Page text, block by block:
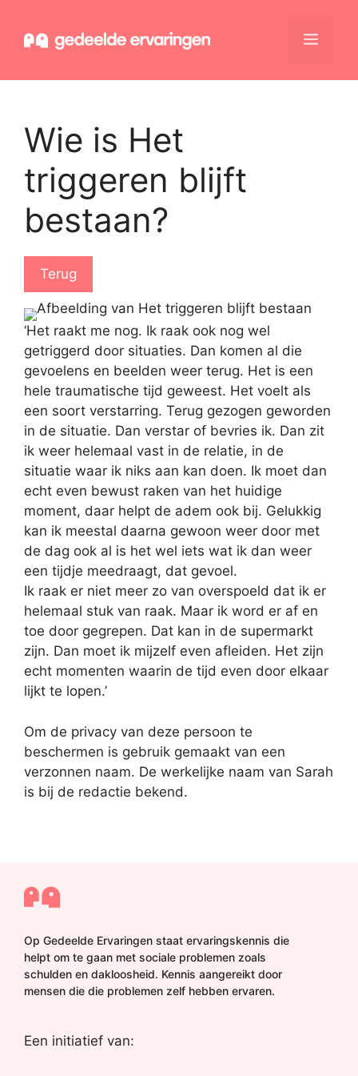
naar
Menu
Wie is Het
triggeren blijft
bestaan?
Terug
‘Het raakt me nog. Ik raak ook nog wel
getriggerd door situaties. Dan komen al die
gevoelens en beelden weer terug. Het is een
hele traumatische tijd geweest. Het voelt als
een soort verstarring. Terug gezogen geworden
in de situatie. Dan verstar of bevries ik. Dan zit
ik weer helemaal vast in de relatie, in de
situatie waar ik niks aan kan doen. Ik moet dan
echt even bewust raken van het huidige
moment, daar helpt de adem ook bij. Gelukkig
kan ik meestal daarna gewoon weer door met
de dag ook al is het wel iets wat ik dan weer
een tijdje meedraagt, dat gevoel.
Ik raak er niet meer zo van overspoeld dat ik er
helemaal stuk van raak. Maar ik word er af en
toe door gegrepen. Dat kan in de supermarkt
zijn. Dan moet ik mijzelf even afleiden. Het zijn
echt momenten waarin de tijd even door elkaar
lijkt te lopen.’
Om de privacy van deze persoon te
beschermen is gebruik gemaakt van een
verzonnen naam. De werkelijke naam van Sarah
is bij de redactie bekend.
Op Gedeelde Ervaringen staat ervaringskennis die
helpt om te gaan met sociale problemen zoals
schulden en dakloosheid. Kennis aangereikt door
mensen die die problemen zelf hebben ervaren.
Een initiatief van: